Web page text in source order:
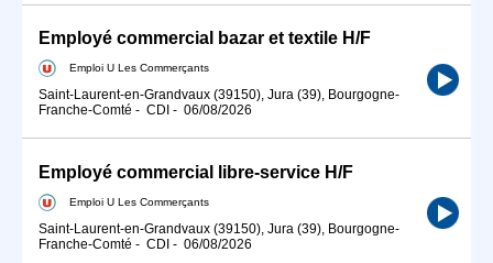
Employé commercial bazar et textile H/F
Emploi U Les Commerçants
Saint-Laurent-en-Grandvaux (39150), Jura (39), Bourgogne-
Franche-Comté - CDI - 06/08/2026
Employé commercial libre-service H/F
Emploi U Les Commerçants
Saint-Laurent-en-Grandvaux (39150), Jura (39), Bourgogne-
Franche-Comté - CDI - 06/08/2026